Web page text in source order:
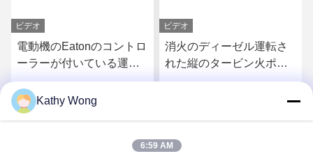
ビデオ
電動機のEatonのコントロ
ーラーが付いている運転
された縦のタービン火ポ
ンプ
ビデオ
消火のディーゼル運転さ
れた縦のタービン火ポン
プ多段式NFPA 20標準
Kathy Wong
6:59 AM